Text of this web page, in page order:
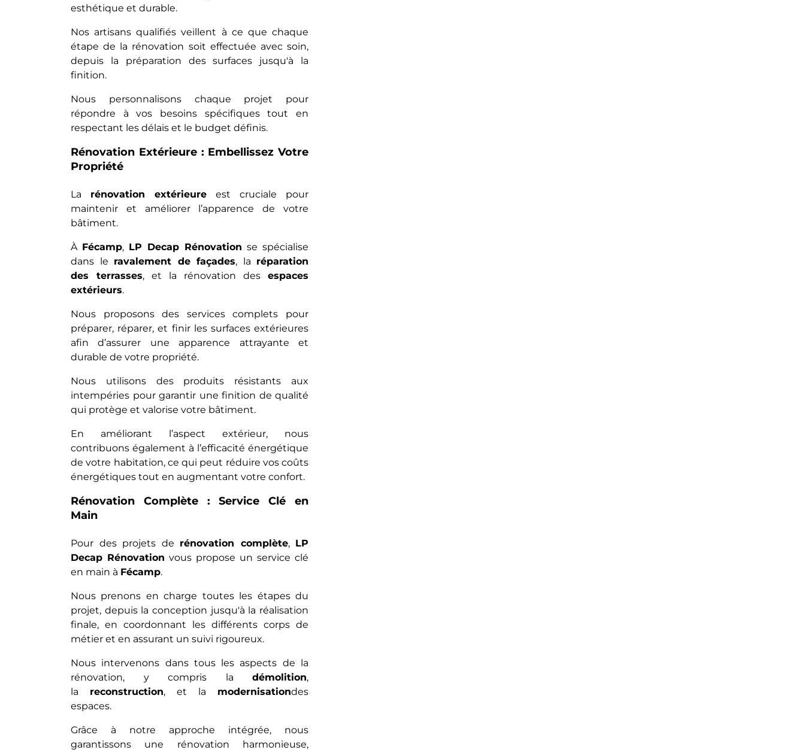
esthétique et durable.
Nos artisans qualifiés veillent à ce que chaque
étape de la rénovation soit effectuée avec soin,
depuis la préparation des surfaces jusqu'à la
finition.
Nous personnalisons chaque projet pour
répondre à vos besoins spécifiques tout en
respectant les délais et le budget définis.
Rénovation Extérieure : Embellissez Votre
Propriété
La rénovation extérieure est cruciale pour
maintenir et améliorer l’apparence de votre
bâtiment.
À Fécamp, LP Decap Rénovation se spécialise
dans le ravalement de façades, la réparation
des terrasses, et la rénovation des espaces
extérieurs.
Nous proposons des services complets pour
préparer, réparer, et finir les surfaces extérieures
afin d’assurer une apparence attrayante et
durable de votre propriété.
Nous utilisons des produits résistants aux
intempéries pour garantir une finition de qualité
qui protège et valorise votre bâtiment.
En améliorant l’aspect extérieur, nous
contribuons également à l’efficacité énergétique
de votre habitation, ce qui peut réduire vos coûts
énergétiques tout en augmentant votre confort.
Rénovation Complète : Service Clé en
Main
Pour des projets de rénovation complète, LP
Decap Rénovation vous propose un service clé
en main à Fécamp.
Nous prenons en charge toutes les étapes du
projet, depuis la conception jusqu'à la réalisation
finale, en coordonnant les différents corps de
métier et en assurant un suivi rigoureux.
Nous intervenons dans tous les aspects de la
rénovation, y compris la démolition,
la reconstruction, et la modernisationdes
espaces.
Grâce à notre approche intégrée, nous
garantissons une rénovation harmonieuse,